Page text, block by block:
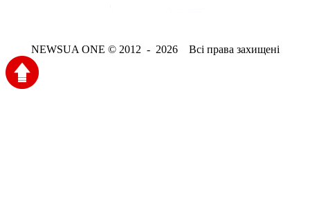
NEWSUA ONE © 2012 - 2026 Всі права захищені